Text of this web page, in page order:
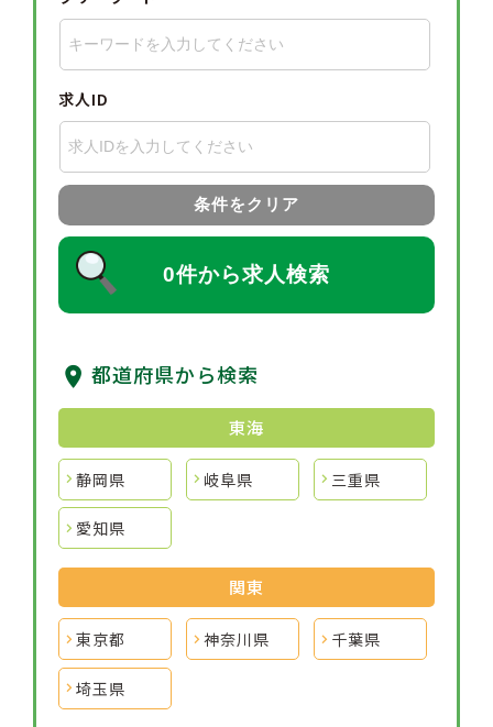
求人ID
条件をクリア
0件から求人検索
都道府県から検索
東海
静岡県 岐阜県 三重県
愛知県
関東
東京都 神奈川県 千葉県
埼玉県